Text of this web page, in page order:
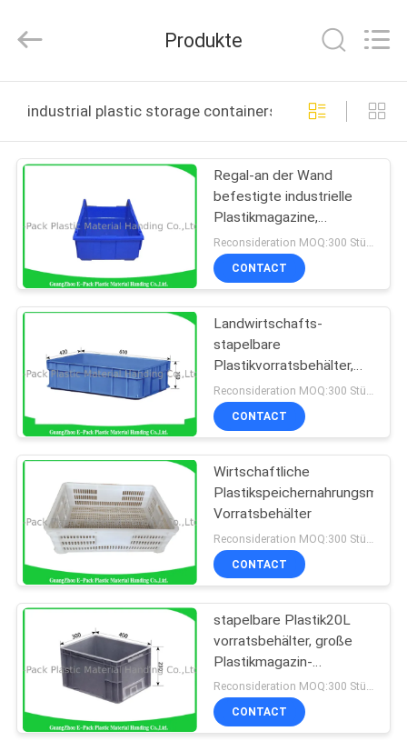
UNS
WERKSBESICHTIGUNG
QUALITÄTSKONTROLLE
KONTAKT
UNS
BITTE
UM
ANGEBOT
SITEMAP
Rights
by
Produkte
industrial plastic storage containers online
Regal-an der Wand
befestigte industrielle
Plastikmagazine,
Hochleistungsstapelbare
Plastikbehälter
Reconsideration MOQ:300 Stücke
CONTACT
Landwirtschafts-
stapelbare
Plastikvorratsbehälter,
dauerhafte stapelnde
Eurokästen 610 * 420 *
150mm
CONTACT
Wirtschaftliche
Vorratsbehälter
CONTACT
stapelbare Plastik20L
vorratsbehälter, große
Plastikmagazin-
Tragfähigkeit 20kg
Reconsideration MOQ:300 Stücke
CONTACT